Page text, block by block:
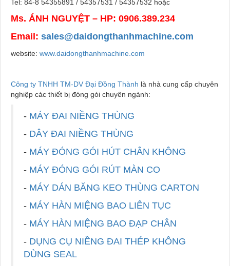
Tel: 84-8 54355891 / 54357531 / 54357532 hoặc
Ms. ÁNH NGUYỆT – HP: 0906.389.234
Email: sales@daidongthanhmachine.com
website: www.daidongthanhmachine.com
Công ty TNHH TM-DV Đại Đồng Thành là nhà cung cấp chuyên
nghiệp các thiết bị đóng gói chuyên ngành:
- MÁY ĐAI NIỀNG THÙNG
- DÂY ĐAI NIỀNG THÙNG
- MÁY ĐÓNG GÓI HÚT CHÂN KHÔNG
- MÁY ĐÓNG GÓI RÚT MÀN CO
- MÁY DÁN BĂNG KEO THÙNG CARTON
- MÁY HÀN MIỆNG BAO LIÊN TỤC
- MÁY HÀN MIỆNG BAO ĐẠP CHÂN
- DỤNG CỤ NIỀNG ĐAI THÉP KHÔNG
DÙNG SEAL